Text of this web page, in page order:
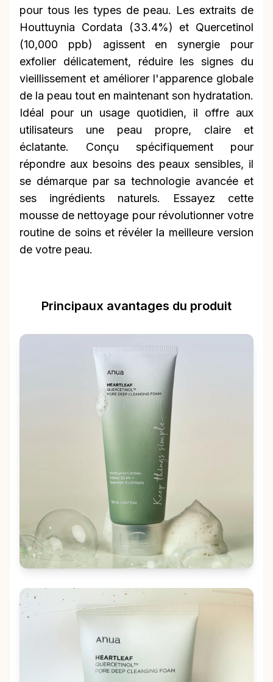
pour tous les types de peau. Les extraits de
Houttuynia Cordata (33.4%) et Quercetinol
(10,000 ppb) agissent en synergie pour
exfolier délicatement, réduire les signes du
vieillissement et améliorer l'apparence globale
de la peau tout en maintenant son hydratation.
Idéal pour un usage quotidien, il offre aux
utilisateurs une peau propre, claire et
éclatante. Conçu spécifiquement pour
répondre aux besoins des peaux sensibles, il
se démarque par sa technologie avancée et
ses ingrédients naturels. Essayez cette
mousse de nettoyage pour révolutionner votre
routine de soins et révéler la meilleure version
de votre peau.
Principaux avantages du produit